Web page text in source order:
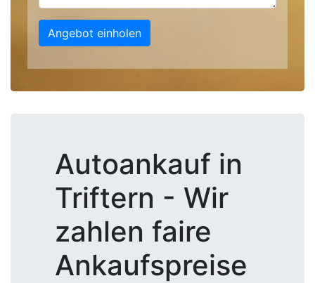
Angebot einholen
Autoankauf in
Triftern - Wir
zahlen faire
Ankaufspreise